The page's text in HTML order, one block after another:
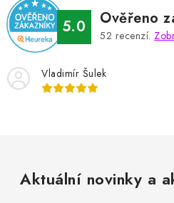
5.0 Ověřeno
52 recenzí.
Vladimír Šulek
Aktuální novinky a